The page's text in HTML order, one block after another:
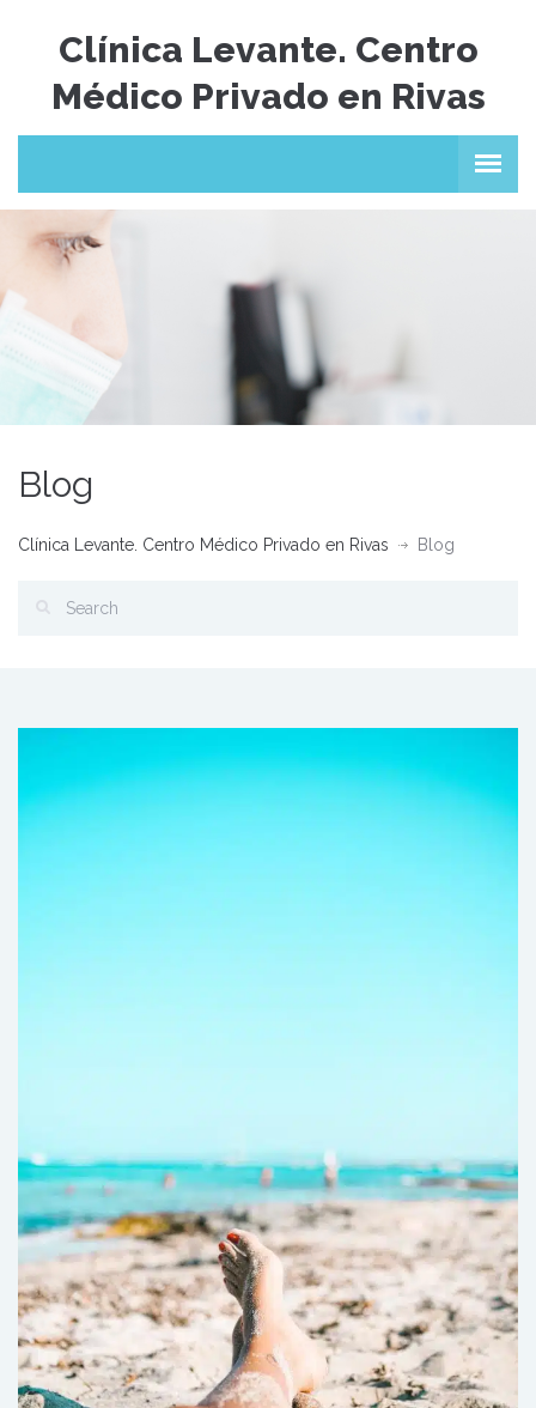
Clínica Levante. Centro
Médico Privado en Rivas
Blog
Clínica Levante. Centro Médico Privado en Rivas Blog